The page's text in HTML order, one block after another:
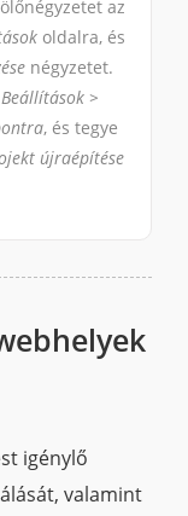
az
oldalra, és
négyzetet.
>
, és tegye
újraépítése
igénylő
valamint